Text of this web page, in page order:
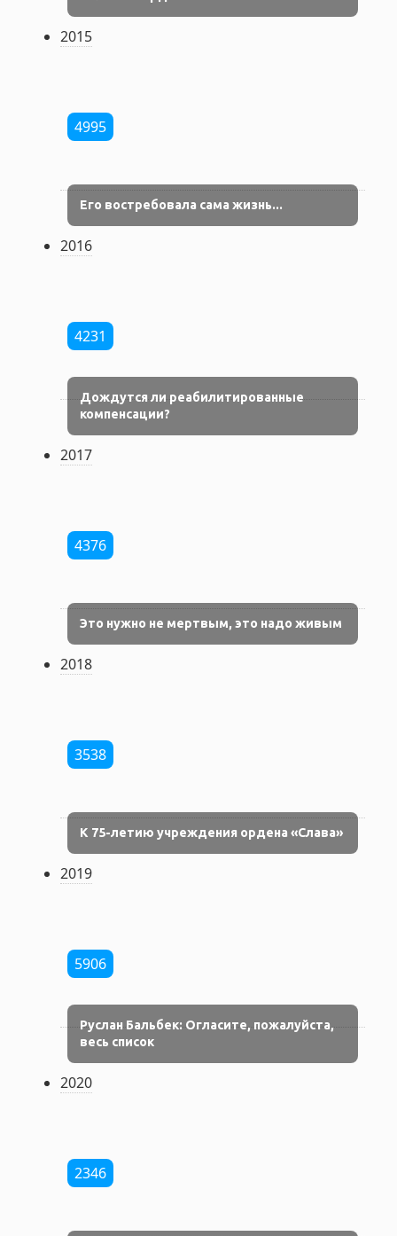
2015
4995
Его востребовала сама жизнь...
2016
4231
Дождутся ли реабилитированные
компенсации?
2017
4376
Это нужно не мертвым, это надо живым
2018
3538
К 75-летию учреждения ордена «Слава»
2019
5906
Руслан Бальбек: Огласите, пожалуйста,
весь список
2020
2346